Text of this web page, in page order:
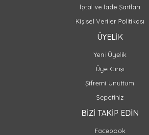
İptal ve İade Şartları
Kişisel Veriler Politikası
ÜYELİK
Yeni Üyelik
Üye Girişi
Şifremi Unuttum
Sepetiniz
BİZİ TAKİP EDİN
Facebook